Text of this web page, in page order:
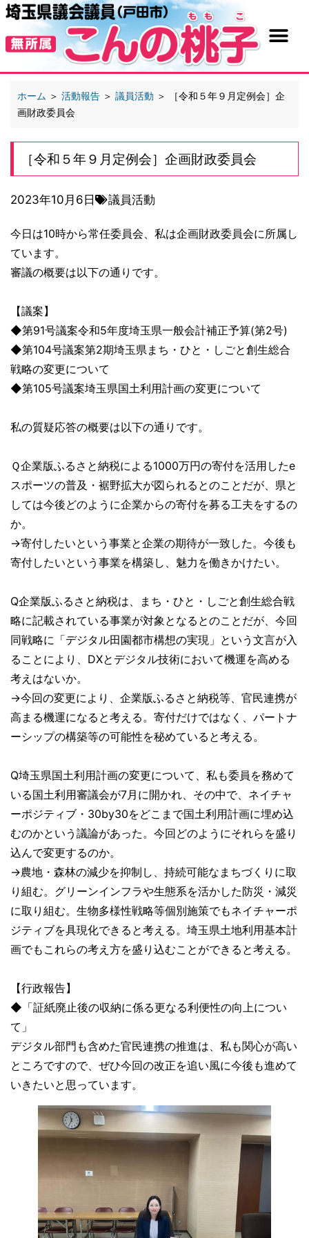
ホーム ＞ 活動報告 ＞ 議員活動 ＞
［令和５年９月定例会］企
画財政委員会
［令和５年９月定例会］企画財政委員会
2023年10月6日 議員活動
今日は10時から常任委員会、私は企画財政委員会に所属し
ています。
審議の概要は以下の通りです。
【議案】
◆第91号議案令和5年度埼玉県一般会計補正予算(第2号)
◆第104号議案第2期埼玉県まち・ひと・しごと創生総合
戦略の変更について
◆第105号議案埼玉県国土利用計画の変更について
私の質疑応答の概要は以下の通りです。
Ｑ企業版ふるさと納税による1000万円の寄付を活用したe
スポーツの普及・裾野拡大が図られるとのことだが、県と
しては今後どのように企業からの寄付を募る工夫をするの
か。
→寄付したいという事業と企業の期待が一致した。今後も
寄付したいという事業を構築し、魅力を働きかけたい。
Q企業版ふるさと納税は、まち・ひと・しごと創生総合戦
略に記載されている事業が対象となるとのことだが、今回
同戦略に「デジタル田園都市構想の実現」という文言が入
ることにより、DXとデジタル技術において機運を高める
考えはないか。
→今回の変更により、企業版ふるさと納税等、官民連携が
高まる機運になると考える。寄付だけではなく、パートナ
ーシップの構築等の可能性を秘めていると考える。
Q埼玉県国土利用計画の変更について、私も委員を務めて
いる国土利用審議会が7月に開かれ、その中で、ネイチャ
ーポジティブ・30by30をどこまで国土利用計画に埋め込
むのかという議論があった。今回どのようにそれらを盛り
込んで変更するのか。
→農地・森林の減少を抑制し、持続可能なまちづくりに取
り組む。グリーンインフラや生態系を活かした防災・減災
に取り組む。生物多様性戦略等個別施策でもネイチャーポ
ジティブを具現化できると考える。埼玉県土地利用基本計
画でもこれらの考え方を盛り込むことができると考える。
【行政報告】
◆「証紙廃止後の収納に係る更なる利便性の向上につい
て」
デジタル部門も含めた官民連携の推進は、私も関心が高い
ところですので、ぜひ今回の改正を追い風に今後も進めて
いきたいと思っています。